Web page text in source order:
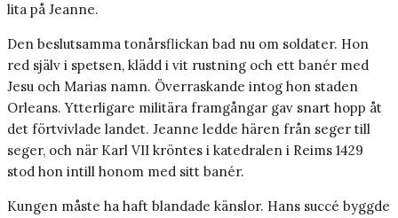
lita på Jeanne.
Den beslutsamma tonårsflickan bad nu om soldater. Hon
red själv i spetsen, klädd i vit rustning och ett banér med
Jesu och Marias namn. Överraskande intog hon staden
Orleans. Ytterligare militära framgångar gav snart hopp åt
det förtvivlade landet. Jeanne ledde hären från seger till
seger, och när Karl VII kröntes i katedralen i Reims 1429
stod hon intill honom med sitt banér.
Kungen måste ha haft blandade känslor. Hans succé byggde